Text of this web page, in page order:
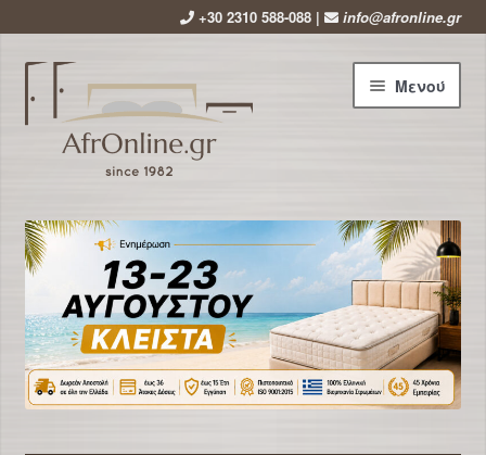
+30 2310 588-088 | info@afronline.gr
Απευθείας
μετάβαση
στην
πλοήγηση
Μετάβαση
σε
περιεχόμενο
Μενού
Εταιρεία
Προϊόντα
υπό-
μενού
Χρήσιμα